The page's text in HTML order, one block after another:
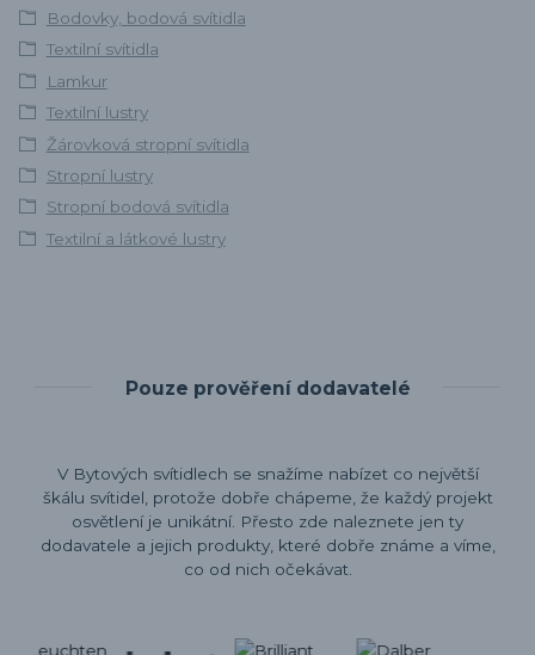
Bodovky, bodová svítidla
Textilní svítidla
Lamkur
Textilní lustry
Žárovková stropní svítidla
Stropní lustry
Stropní bodová svítidla
Textilní a látkové lustry
Pouze prověření dodavatelé
V Bytových svítidlech se snažíme nabízet co největší
škálu svítidel, protože dobře chápeme, že každý projekt
osvětlení je unikátní. Přesto zde naleznete jen ty
dodavatele a jejich produkty, které dobře známe a víme,
co od nich očekávat.